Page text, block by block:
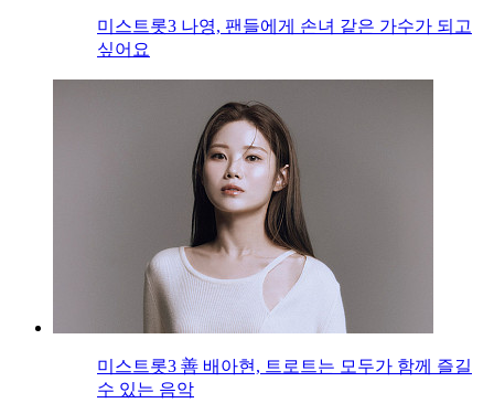
미스트롯3 나영, 팬들에게 손녀 같은 가수가 되고
싶어요
미스트롯3 善 배아현, 트로트는 모두가 함께 즐길
수 있는 음악